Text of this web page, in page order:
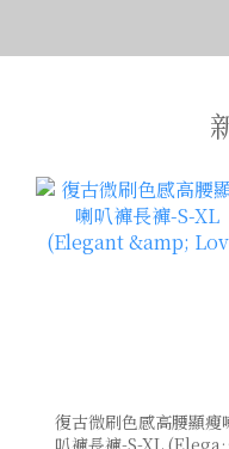
復古微刷色感高腰顯瘦